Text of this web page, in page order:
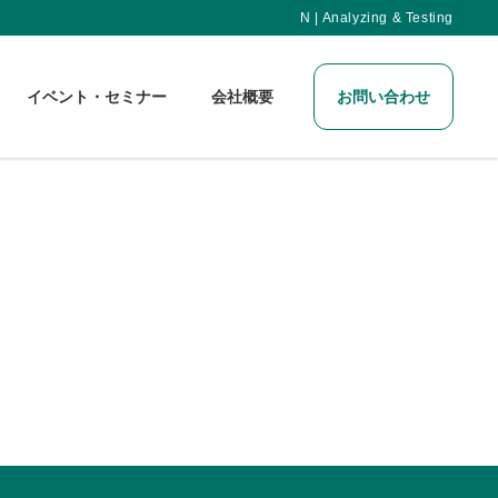
N | Analyzing & Testing
イベント・セミナー 会社概要 お問い合わせ